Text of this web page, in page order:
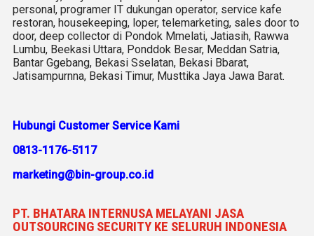
personal, programer IT dukungan operator, service kafe
restoran, housekeeping, loper, telemarketing, sales door to
door, deep collector di Pondok Mmelati, Jatiasih, Rawwa
Lumbu, Beekasi Uttara, Ponddok Besar, Meddan Satria,
Bantar Ggebang, Bekasi Sselatan, Bekasi Bbarat,
Jatisampurnna, Bekasi Timur, Musttika Jaya Jawa Barat.
Hubungi Customer Service Kami
0813-1176-5117
marketing@bin-group.co.id
PT. BHATARA INTERNUSA MELAYANI JASA
OUTSOURCING SECURITY KE SELURUH INDONESIA